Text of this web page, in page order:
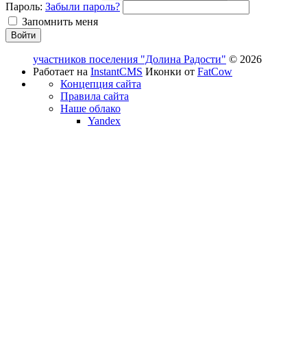
Пароль: Забыли пароль?
Запомнить меня
участников поселения "Долина Радости" © 2026
Работает на InstantCMS Иконки от FatCow
Концепция сайта
Правила сайта
Наше облако
Yandex